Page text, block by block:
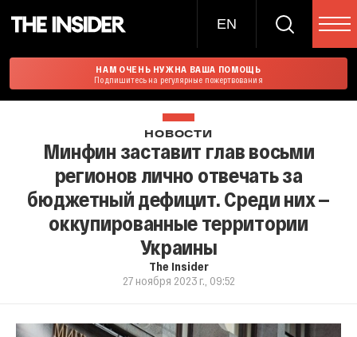
EN
НАМ ОЧЕНЬ НУЖНА ВАША ПОМОЩЬ
Подпишитесь на регулярные пожертвования
НОВОСТИ
Минфин заставит глав восьми
регионов лично отвечать за
бюджетный дефицит. Среди них —
оккупированные территории
Украины
The Insider
27 ноября 2023 г., 09:52